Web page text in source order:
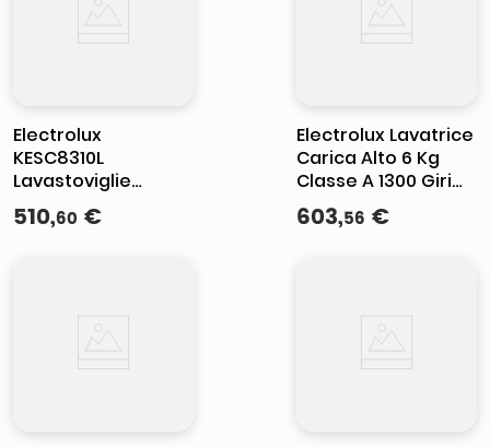
Electrolux
KESC8310L
Lavastoviglie
Integrata totale
Serie 600
510,60 €
Electrolux Lavatrice
Carica Alto 6 Kg
Classe A 1300 Giri
EW7T336A MADE IN
EUROPE
603,56 €